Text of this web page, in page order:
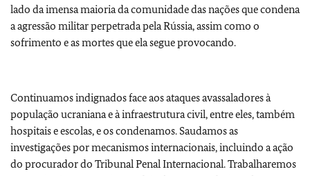
lado da imensa maioria da comunidade das nações que condena
a agressão militar perpetrada pela Rússia, assim como o
sofrimento e as mortes que ela segue provocando.
Continuamos indignados face aos ataques avassaladores à
população ucraniana e à infraestrutura civil, entre eles, também
hospitais e escolas, e os condenamos. Saudamos as
investigações por mecanismos internacionais, incluindo a ação
do procurador do Tribunal Penal Internacional. Trabalharemos